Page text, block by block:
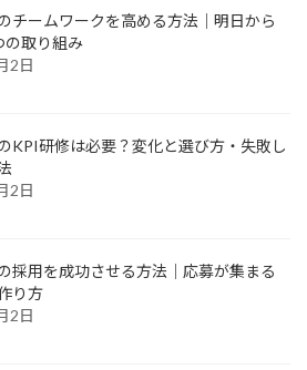
チームワークを高める方法｜明日から
の取り組み
2日
KPI研修は必要？変化と選び方・失敗し
2日
採用を成功させる方法｜応募が集まる
り方
2日